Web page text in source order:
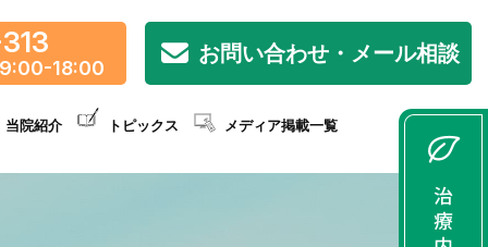
9:00-18:00
お問い合わせ・メール相談
当院紹介 トピックス メディア掲載一覧